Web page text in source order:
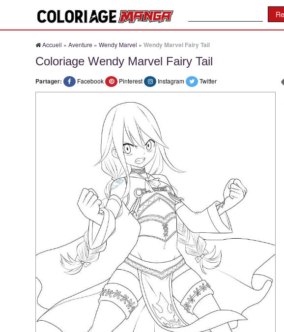
Accueil » Aventure » Wendy Marvel » Wendy Marvel Fairy Tail
Coloriage Wendy Marvel Fairy Tail
Partager: Facebook Pinterest Instagram Twitter